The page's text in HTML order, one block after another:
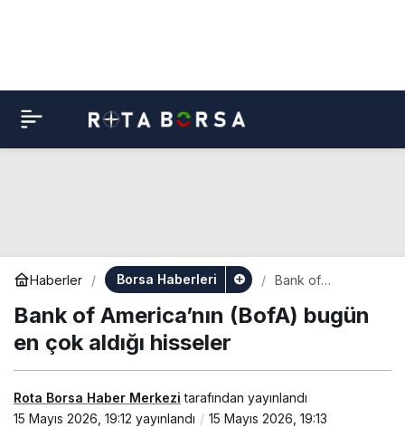
Haberler Borsa Haberleri
Bank of
(BofA) bugün en
çok aldığı hisseler
Bank of America’nın (BofA) bugün
en çok aldığı hisseler
Rota Borsa Haber Merkezi tarafından yayınlandı
15 Mayıs 2026, 19:12 yayınlandı
15 Mayıs 2026, 19:13